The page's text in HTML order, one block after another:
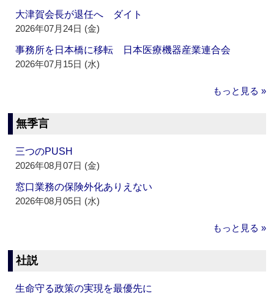
大津賀会長が退任へ ダイト
2026年07月24日 (金)
事務所を日本橋に移転 日本医療機器産業連合会
2026年07月15日 (水)
もっと見る »
無季言
三つのPUSH
2026年08月07日 (金)
窓口業務の保険外化ありえない
2026年08月05日 (水)
もっと見る »
社説
生命守る政策の実現を最優先に